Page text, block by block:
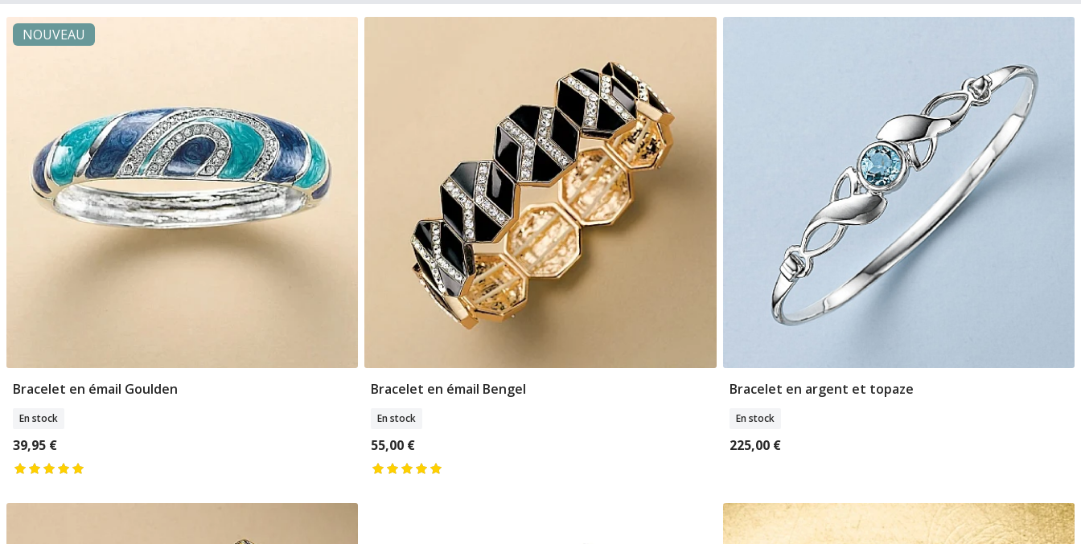
NOUVEAU
Ajouter Au Panier
Bracelet en émail Goulden
En stock
39,95 €
Ajouter Au Panier
Bracelet en émail Bengel
En stock
55,00 €
Ajouter Au Panier
Bracelet en argent et topaze
En stock
225,00 €